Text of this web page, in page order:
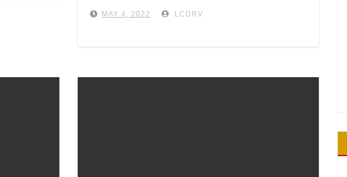
MAY 4, 2022 LCDRV